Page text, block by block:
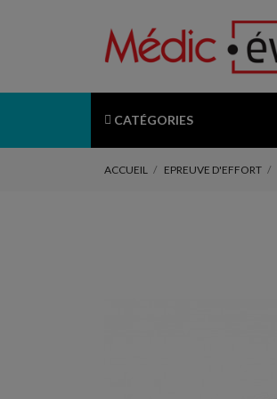
CATÉGORIES
ACCUEIL EPREUVE D'EFFORT